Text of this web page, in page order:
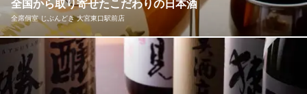
産直地魚と農園野菜 煉
魚卸直営店で鮮魚を堪能
ＪＲ大宮駅西口 徒歩8分 シーノ大宮ビルの1階
埼玉県さいたま市大宮区桜木町1-10-15 シーノ大宮センタープラザ1F
全国から取り寄せたこだわりの日本酒
全席個室 じぶんどき 大宮東口駅前店
お飲み物はは日本各地の厳選日本酒を取り揃え、お得な3種飲み比
べや、初心者の方も飲みやすい日本酒を使用したカクテルをご用
意しております。甘口から辛口、純米酒から大吟醸まで、ご満足